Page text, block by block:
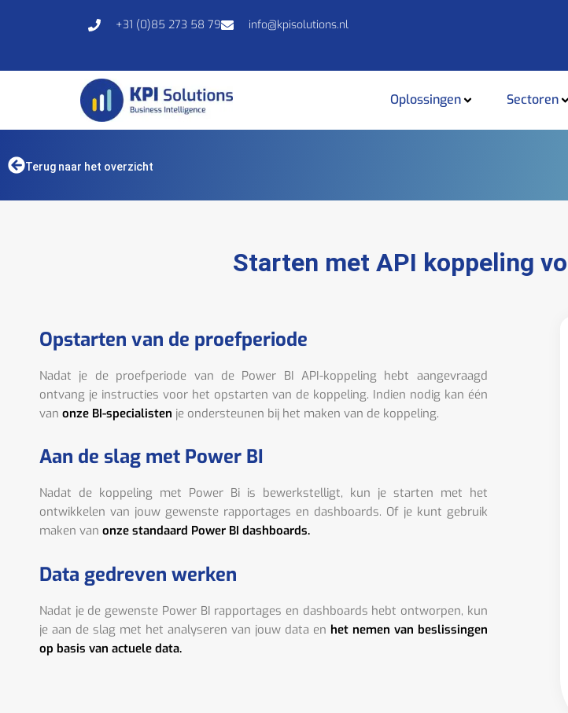
+31 (0)85 273 58 79 info@kpisolutions.nl
Oplossingen Sectoren
Terug naar het overzicht
Starten met API koppeling
Opstarten van de proefperiode
Nadat je de proefperiode van de Power BI API-koppeling hebt aangevraagd
ontvang je instructies voor het opstarten van de koppeling. Indien nodig kan één
van onze BI-specialisten je ondersteunen bij het maken van de koppeling.
Aan de slag met Power BI
Nadat de koppeling met Power Bi is bewerkstelligt, kun je starten met het
ontwikkelen van jouw gewenste rapportages en dashboards. Of je kunt gebruik
maken van onze standaard Power BI dashboards.
Data gedreven werken
Nadat je de gewenste Power BI rapportages en dashboards hebt ontworpen, kun
je aan de slag met het analyseren van jouw data en het nemen van beslissingen
op basis van actuele data.